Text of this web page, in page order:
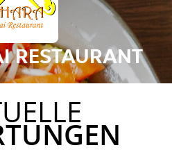
RESTAURANT